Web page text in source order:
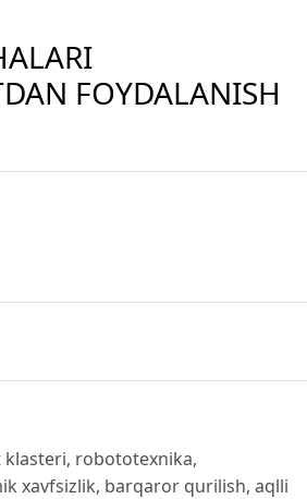
FOYDALANISH
klasteri, robototexnika,
xavfsizlik, barqaror qurilish, aqlli